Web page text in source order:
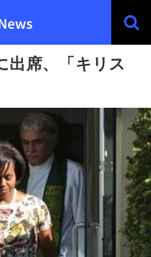
出席、「キリス